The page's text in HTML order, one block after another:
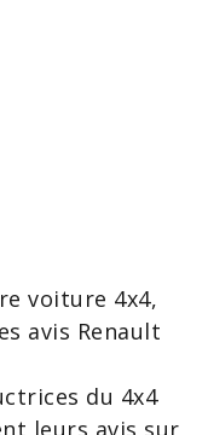
voiture 4x4,
avis Renault
du 4x4
leurs avis sur